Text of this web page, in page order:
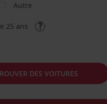
Autre
25 ans
DES VOITURES